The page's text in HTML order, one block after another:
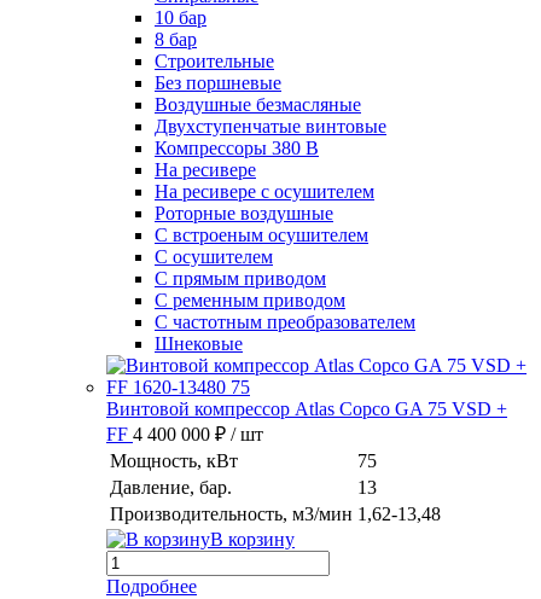
10 бар
8 бар
Cтроительные
Без поршневые
Воздушные безмасляные
Двухступенчатые винтовые
Компрессоры 380 В
На ресивере
На ресивере с осушителем
Роторные воздушные
С встроеным осушителем
С осушителем
С прямым приводом
С ременным приводом
С частотным преобразователем
Шнековые
Винтовой компрессор Atlas Copco GA 75 VSD +
FF 4 400 000 ₽ / шт
Мощность, кВт
75
Давление, бар.
13
Производительность, м3/мин 1,62-13,48
В корзину
Подробнее